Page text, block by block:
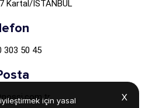
X
için yasal
Kartal/İSTANBUL
303 50 45
X
için yasal